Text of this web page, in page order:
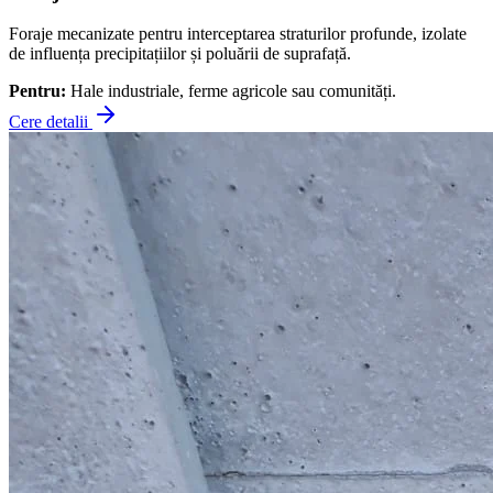
Foraje mecanizate pentru interceptarea straturilor profunde, izolate
de influența precipitațiilor și poluării de suprafață.
Pentru: Hale industriale, ferme agricole sau comunități.
Cere detalii